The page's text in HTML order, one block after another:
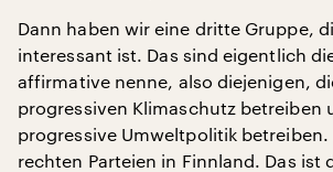
Dann haben wir eine dritte Gruppe,
interessant ist. Das sind eigentlich
affirmative nenne, also diejenigen,
progressiven Klimaschutz betreiben
progressive Umweltpolitik betreiben.
rechten Parteien in Finnland. Das ist